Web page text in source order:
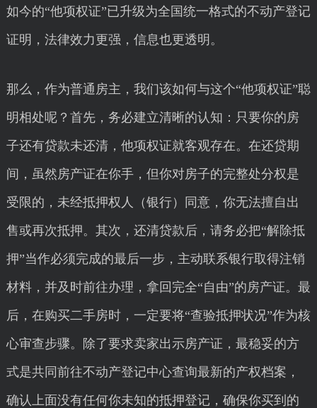
如今的“他项权证”已升级为全国统一格式的不动产登记
证明，法律效力更强，信息也更透明。
那么，作为普通房主，我们该如何与这个“他项权证”聪
明相处呢？首先，务必建立清晰的认知：只要你的房
子还有贷款未还清，他项权证就客观存在。在还贷期
间，虽然房产证在你手，但你对房子的完整处分权是
受限的，未经抵押权人（银行）同意，你无法擅自出
售或再次抵押。其次，还清贷款后，请务必把“解除抵
押”当作必须完成的最后一步，主动联系银行取得注销
材料，并及时前往办理，拿回完全“自由”的房产证。最
后，在购买二手房时，一定要将“查验抵押状况”作为核
心审查步骤。除了要求卖家出示房产证，最稳妥的方
式是共同前往不动产登记中心查询最新的产权档案，
确认上面没有任何你未知的抵押登记，确保你买到的